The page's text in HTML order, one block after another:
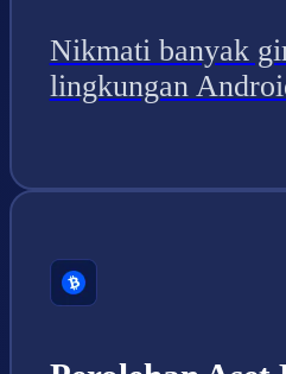
Nikmati banyak
lingkungan